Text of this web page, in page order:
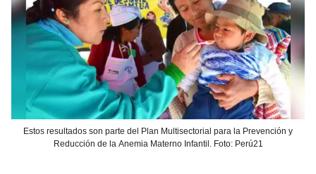
Estos resultados son parte del Plan Multisectorial para la Prevención y
Reducción de la Anemia Materno Infantil. Foto: Perú21